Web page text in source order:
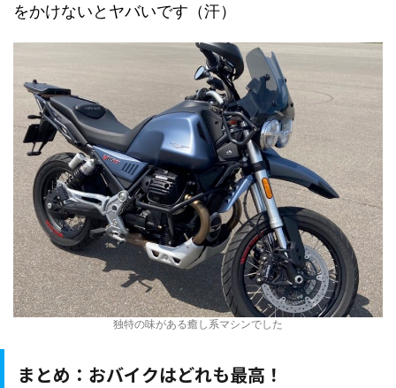
をかけないとヤバいです（汗）
独特の味がある癒し系マシンでした
まとめ：おバイクはどれも最高！